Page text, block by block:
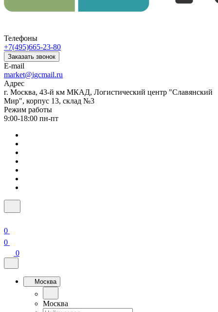
Телефоны
+7(495)665-23-80
Заказать звонок
E-mail
market@igcmail.ru
Адрес
г. Москва, 43-й км МКАД, Логистический центр "Славянский
Мир", корпус 13, склад №3
Режим работы
9:00-18:00 пн-пт
0
0
0
Москва
Москва